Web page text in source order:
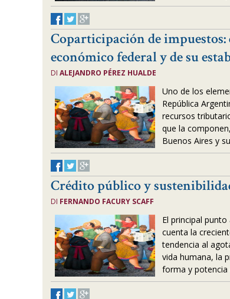
Coparticipación de impuestos:
económico federal y de su
DIALEJANDRO PÉREZ HUALDE
Uno de los
República
recursos
que la
Buenos Aires y
Crédito público y
DI FERNANDO FACURY SCAFF
El principal
cuenta la
tendencia al
vida humana, la
forma y potencia